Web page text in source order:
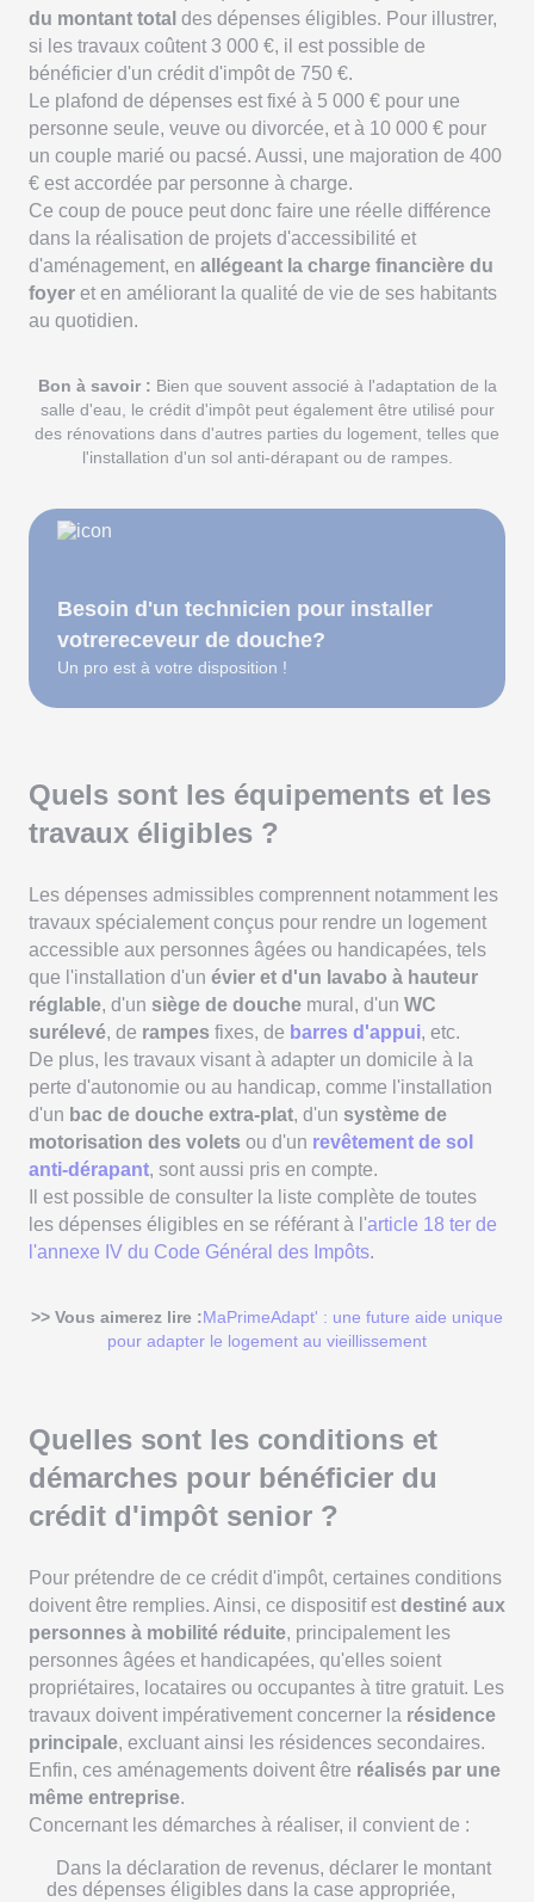
du montant total des dépenses éligibles. Pour illustrer,
si les travaux coûtent 3 000 €, il est possible de
bénéficier d'un crédit d'impôt de 750 €.
Le plafond de dépenses est fixé à 5 000 € pour une
personne seule, veuve ou divorcée, et à 10 000 € pour
un couple marié ou pacsé. Aussi, une majoration de 400
€ est accordée par personne à charge.
Ce coup de pouce peut donc faire une réelle différence
dans la réalisation de projets d'accessibilité et
d'aménagement, en allégeant la charge financière du
foyer et en améliorant la qualité de vie de ses habitants
au quotidien.
Bon à savoir : Bien que souvent associé à l'adaptation de la
salle d'eau, le crédit d'impôt peut également être utilisé pour
des rénovations dans d'autres parties du logement, telles que
l'installation d'un sol anti-dérapant ou de rampes.
Besoin d'un technicien pour installer
votrereceveur de douche?
Un pro est à votre disposition !
Quels sont les équipements et les
travaux éligibles ?
Les dépenses admissibles comprennent notamment les
travaux spécialement conçus pour rendre un logement
accessible aux personnes âgées ou handicapées, tels
que l'installation d'un évier et d'un lavabo à hauteur
réglable, d'un siège de douche mural, d'un WC
surélevé, de rampes fixes, de barres d'appui, etc.
De plus, les travaux visant à adapter un domicile à la
perte d'autonomie ou au handicap, comme l'installation
d'un bac de douche extra-plat, d'un système de
motorisation des volets ou d'un revêtement de sol
anti-dérapant, sont aussi pris en compte.
Il est possible de consulter la liste complète de toutes
les dépenses éligibles en se référant à l'article 18 ter de
l'annexe IV du Code Général des Impôts.
>> Vous aimerez lire :MaPrimeAdapt' : une future aide unique
pour adapter le logement au vieillissement
Quelles sont les conditions et
démarches pour bénéficier du
crédit d'impôt senior ?
Pour prétendre de ce crédit d'impôt, certaines conditions
doivent être remplies. Ainsi, ce dispositif est destiné aux
personnes à mobilité réduite, principalement les
personnes âgées et handicapées, qu'elles soient
propriétaires, locataires ou occupantes à titre gratuit. Les
travaux doivent impérativement concerner la résidence
principale, excluant ainsi les résidences secondaires.
Enfin, ces aménagements doivent être réalisés par une
même entreprise.
Concernant les démarches à réaliser, il convient de :
Dans la déclaration de revenus, déclarer le montant
des dépenses éligibles dans la case appropriée,